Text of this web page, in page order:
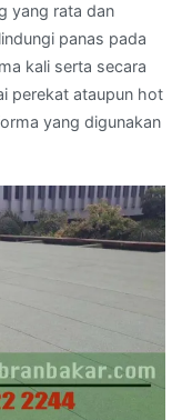
yang rata dan
panas pada
kali serta secara
perekat ataupun hot
yang digunakan